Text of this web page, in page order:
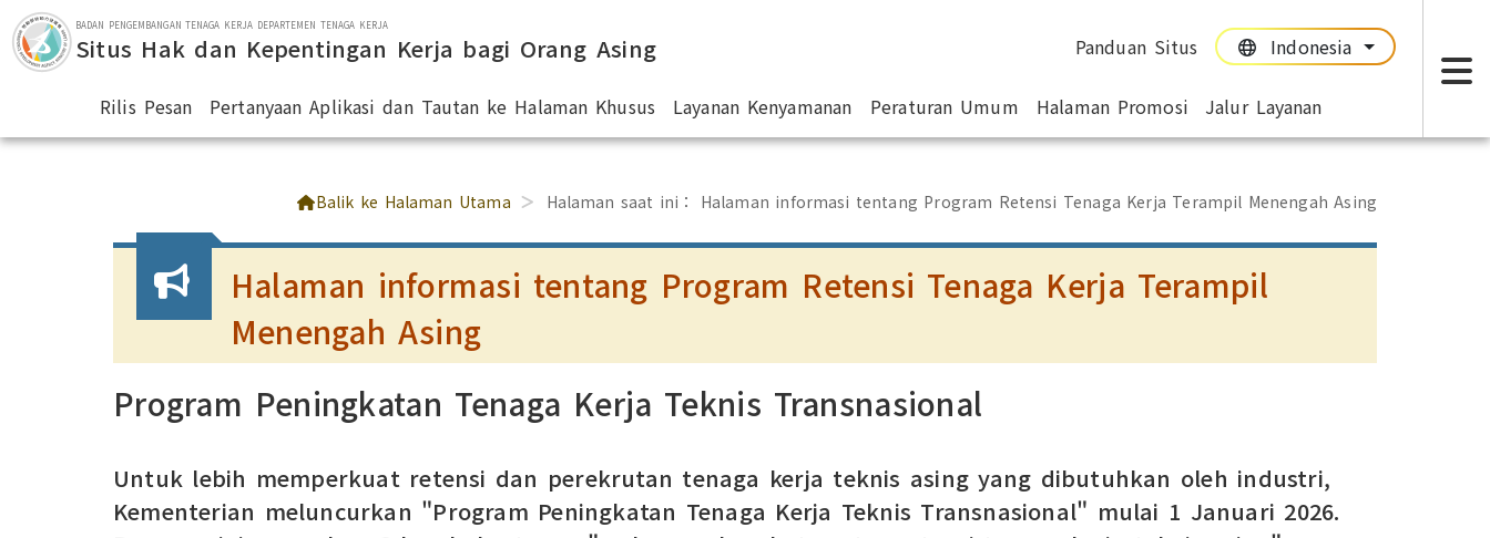
Lompat ke bagian utama
BADAN PENGEMBANGAN TENAGA KERJA DEPARTEMEN TENAGA KERJA
Situs Hak dan Kepentingan Kerja bagi Orang Asing Panduan Situs Indonesia
Rilis Pesan
Pertanyaan Aplikasi dan Tautan ke Halaman Khusus Layanan Kenyamanan Peraturan Umum Halaman Promosi Jalur Layanan
Balik ke Halaman Utama Halaman saat ini： Halaman informasi tentang Program Retensi Tenaga Kerja Terampil Menengah Asing
Halaman informasi tentang Program Retensi Tenaga Kerja Terampil
Menengah Asing
Program Peningkatan Tenaga Kerja Teknis Transnasional
Untuk lebih memperkuat retensi dan perekrutan tenaga kerja teknis asing yang dibutuhkan oleh industri,
Kementerian meluncurkan "Program Peningkatan Tenaga Kerja Teknis Transnasional" mulai 1 Januari 2026.